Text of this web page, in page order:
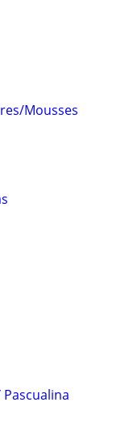
Mousses
Pascualina